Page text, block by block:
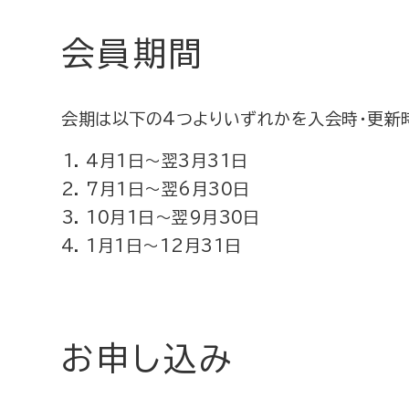
会員期間
会期は以下の4つよりいずれかを入会時・更新
4月1日～翌3月31日
7月1日～翌6月30日
10月1日～翌9月30日
1月1日～12月31日
お申し込み